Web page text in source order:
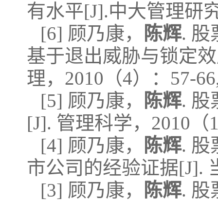
有水平[J].中大管理研
[6] 顾乃康，
陈辉. 股
基于退出威胁与锁定
理，2010（4）：57-
[5] 顾乃康，
陈辉. 股
[J]. 管理科学，2010（
[4] 顾乃康，
陈辉. 股
市公司的经验证据[J].
[3] 顾乃康，
陈辉. 股